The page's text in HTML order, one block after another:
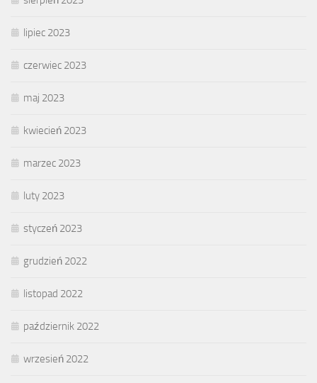
lipiec 2023
czerwiec 2023
maj 2023
kwiecień 2023
marzec 2023
luty 2023
styczeń 2023
grudzień 2022
listopad 2022
październik 2022
wrzesień 2022